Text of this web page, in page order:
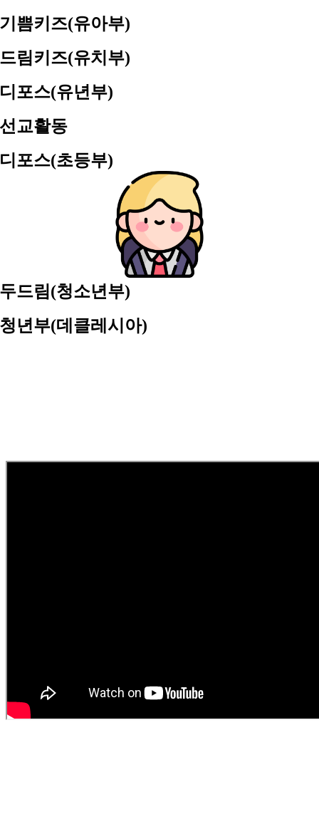
기쁨키즈(유아부)
드림키즈(유치부)
디포스(유년부)
선교활동
디포스(초등부)
두드림(청소년부)
청년부(데클레시아)